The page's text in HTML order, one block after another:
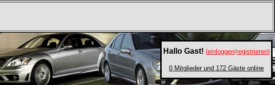
Hallo Gast! (einloggen/registrieren)
0 Mitglieder und 172 Gäste online